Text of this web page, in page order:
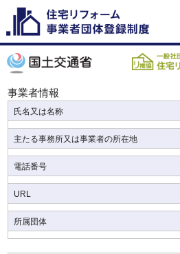
事業者情報
氏名又は名称
主たる事務所又は事業者の所在地
電話番号
URL
所属団体